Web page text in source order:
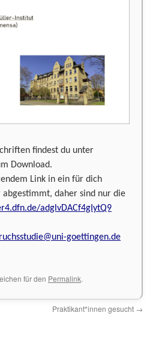
findest du unter
Download.
Link in ein für dich
abgestimmt, daher sind nur die
adglvDACf4gIytQ9
goettingen.de
für den Permalink.
Praktikant*innen gesucht →